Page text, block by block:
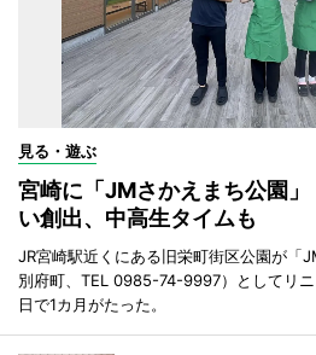
見る・遊ぶ
宮崎に「JMさかえまち公園
い創出、中高生タイムも
JR宮崎駅近くにある旧栄町街区公園が「
別府町、TEL 0985-74-9997）としてリ
日で1カ月がたった。